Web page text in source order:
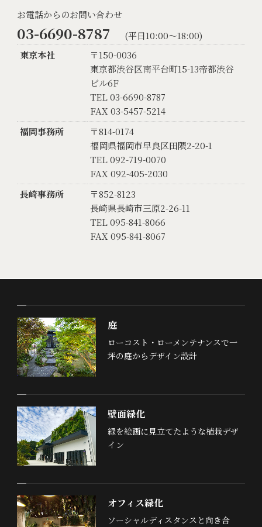
お電話からのお問い合わせ
03-6690-8787
(平日10:00〜18:00)
東京本社
〒150-0036
東京都渋谷区南平台町15-13帝都渋谷
ビル6F
TEL 03-6690-8787
FAX 03-5457-5214
福岡事務所
〒814-0174
福岡県福岡市早良区田隈2-20-1
TEL 092-719-0070
FAX 092-405-2030
長崎事務所
〒852-8123
長崎県長崎市三原2-26-11
TEL 095-841-8066
FAX 095-841-8067
庭
ローコスト・ローメンテナンスで一
坪の庭からデザイン設計
壁面緑化
緑を絵画に見立てたような植栽デザ
イン
オフィス緑化
ソーシャルディスタンスと向き合